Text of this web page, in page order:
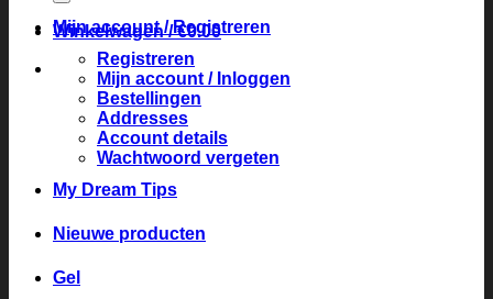
Winkelwagen /€0.00
Mijn account / Registreren
Registreren
Mijn account / Inloggen
Bestellingen
Addresses
Account details
Wachtwoord vergeten
My Dream Tips
Nieuwe producten
Gel